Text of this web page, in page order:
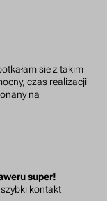
sie z takim
czas realizacji
na
super!
kontakt